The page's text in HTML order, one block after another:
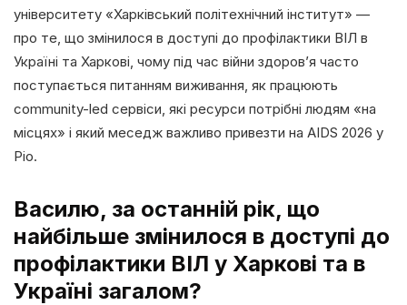
університету «Харківський політехнічний інститут» —
про те, що змінилося в доступі до профілактики ВІЛ в
Україні та Харкові, чому під час війни здоров’я часто
поступається питанням виживання, як працюють
community-led сервіси, які ресурси потрібні людям «на
місцях» і який меседж важливо привезти на AIDS 2026 у
Ріо.
Василю, за останній рік, що
найбільше змінилося в доступі до
профілактики ВІЛ у Харкові та в
Україні загалом?